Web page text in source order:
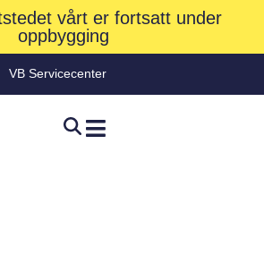
vårt er fortsatt under
oppbygging
VB Servicecenter